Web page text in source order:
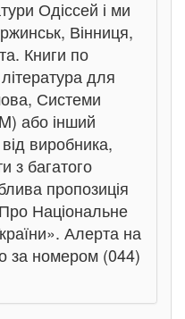
Одіссей і ми
Вінниця,
Книги по
для
Системи
або інший
виробника,
з багатого
пропозиція
Національне
Алерта на
за номером (044)